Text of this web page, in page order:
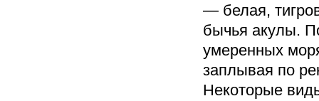
— белая,
бычья акулы.
умеренных
заплывая по
Некоторые